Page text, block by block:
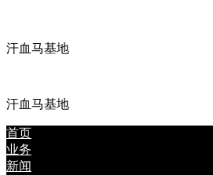
汗血马基地
汗血马基地
首页
业务
新闻